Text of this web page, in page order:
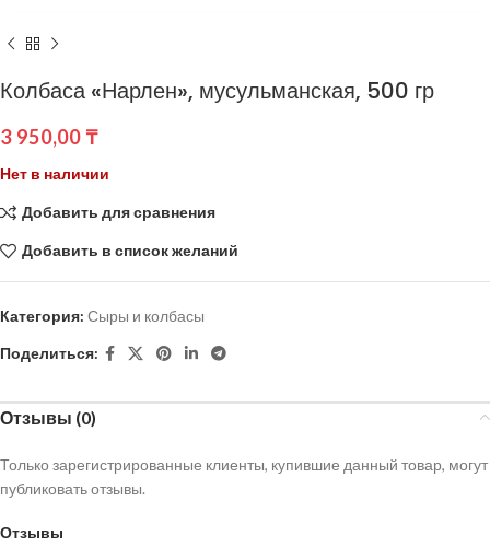
Колбаса «Нарлен», мусульманская, 500 гр
3 950,00 ₸
Нет в наличии
Добавить для сравнения
Добавить в список желаний
Категория: Сыры и колбасы
Поделиться:
Отзывы (0)
Отзывы
Только зарегистрированные клиенты, купившие данный товар, могут
публиковать отзывы.